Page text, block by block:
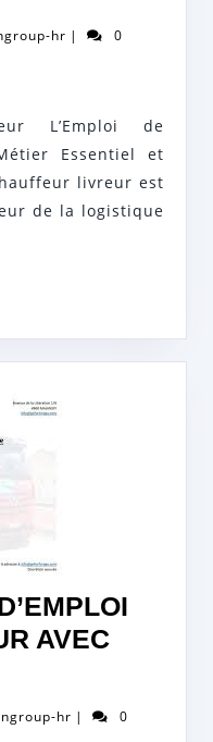
hrpngroup-
|
0
L’Emploi de
Essentiel et
livreur est
de la logistique
AVEC
hrpngroup-
|
0